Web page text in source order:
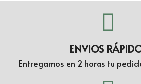
ENVIOS
Entregamos en 2 horas tu